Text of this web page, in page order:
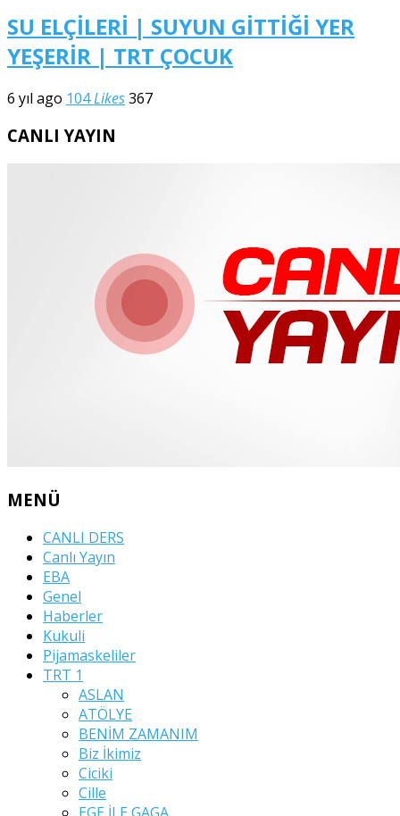
SU ELÇİLERİ | SUYUN GİTTİĞİ YER
YEŞERİR | TRT ÇOCUK
6 yıl ago 104Likes367
CANLI YAYIN
MENÜ
CANLI DERS
Canlı Yayın
EBA
Genel
Haberler
Kukuli
Pijamaskeliler
TRT 1
ASLAN
ATÖLYE
BENİM ZAMANIM
Biz İkimiz
Ciciki
Cille
EGE İLE GAGA